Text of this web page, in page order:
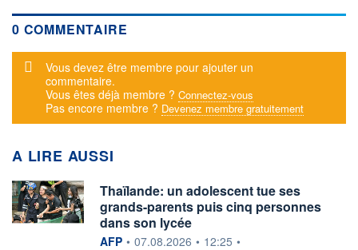
0 COMMENTAIRE
Message d'alerte
Vous devez être membre pour ajouter un
commentaire.
Vous êtes déjà membre ? Connectez-vous
Pas encore membre ? Devenez membre gratuitement
A LIRE AUSSI
Thaïlande: un adolescent tue ses
grands-parents puis cinq personnes
dans son lycée
information fournie par
AFP • 07.08.2026 • 12:25 •